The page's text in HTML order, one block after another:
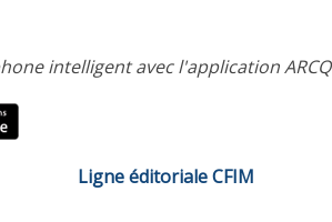
intelligent avec l'application ARCQ
Ligne éditoriale CFIM